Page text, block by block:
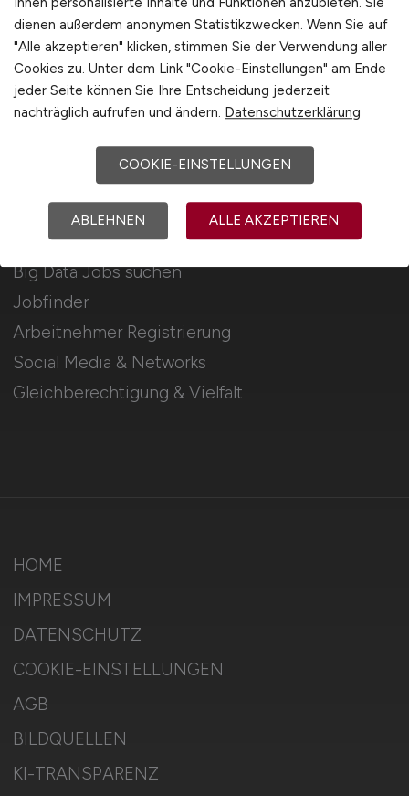
Für Arbeitnehmer
Big Data Jobs suchen
Jobfinder
Arbeitnehmer Registrierung
Social Media & Networks
Gleichberechtigung & Vielfalt
Stellenanzeigen schalten
Mediadaten & Konditionen
Arbeitgeber Seite
Arbeitgeber Kontakt
HOME
IMPRESSUM
DATENSCHUTZ
COOKIE-EINSTELLUNGEN
AGB
BILDQUELLEN
KI-TRANSPARENZ
dienen außerdem anonymen Statistikzwecken. Wenn Sie auf
"Alle akzeptieren" klicken, stimmen Sie der Verwendung aller
Cookies zu. Unter dem Link "Cookie-Einstellungen" am Ende
jeder Seite können Sie Ihre Entscheidung jederzeit
nachträglich aufrufen und ändern. Datenschutzerklärung
COOKIE-EINSTELLUNGEN
ABLEHNEN ALLE AKZEPTIEREN